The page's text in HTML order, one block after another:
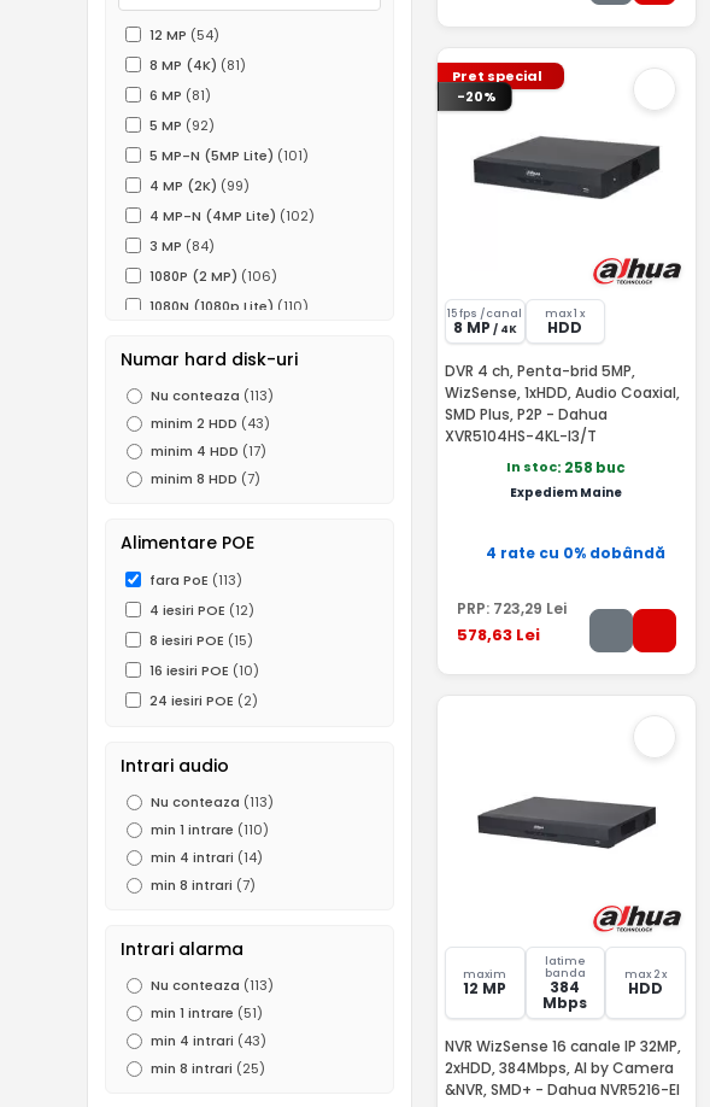
12 MP (54)
8 MP (4K) (81)
6 MP (81)
5 MP (92)
5 MP-N (5MP Lite) (101)
4 MP (2K) (99)
4 MP-N (4MP Lite) (102)
3 MP (84)
1080P (2 MP) (106)
1080N (1080p Lite) (110)
720P (1MP) (96)
960H (0.5 MP)(73)
D1(14)
Numar hard disk-uri
Nu conteaza (113)
minim 2 HDD (43)
minim 4 HDD (17)
minim 8 HDD (7)
Alimentare POE
fara PoE (113)
4 iesiri POE (12)
8 iesiri POE (15)
16 iesiri POE (10)
24 iesiri POE (2)
Intrari audio
Nu conteaza (113)
min 1 intrare (110)
min 4 intrari (14)
min 8 intrari (7)
Intrari alarma
Nu conteaza (113)
min 1 intrare (51)
min 4 intrari (43)
min 8 intrari (25)
Pret special
-20%
15 fps /canal
8 MP / 4K
max 1 x
HDD
DVR 4 ch, Penta-brid 5MP,
WizSense, 1xHDD, Audio Coaxial,
SMD Plus, P2P - Dahua
XVR5104HS-4KL-I3/T
In stoc: 258 buc
Expediem Maine
4 rate cu 0% dobândă
PRP: 723,29 Lei
578,63 Lei
maxim
12 MP
latime
banda
384
Mbps
max 2 x
HDD
NVR WizSense 16 canale IP 32MP,
2xHDD, 384Mbps, AI by Camera
&NVR, SMD+ - Dahua NVR5216-EI